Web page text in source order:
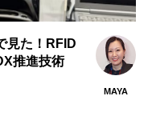
見た！RFID
推進技術
MAYA